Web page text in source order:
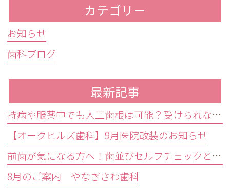
カテゴリー
お知らせ
歯科ブログ
最新記事
持病や服薬中でも人工歯根は可能？受けられない条件と代替治療
【オークヒルズ歯科】9月医院改装のお知らせ
前歯が気になる方へ！歯並びセルフチェックと治療が必要な目安
8月のご案内 やなぎさわ歯科